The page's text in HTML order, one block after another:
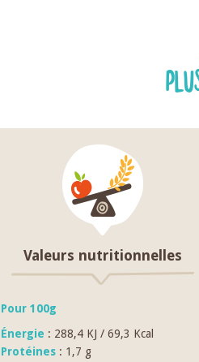
Valeurs nutritionnelles
Pour 100g
Énergie : 288,4 KJ / 69,3 Kcal
Protéines: 1,7 g